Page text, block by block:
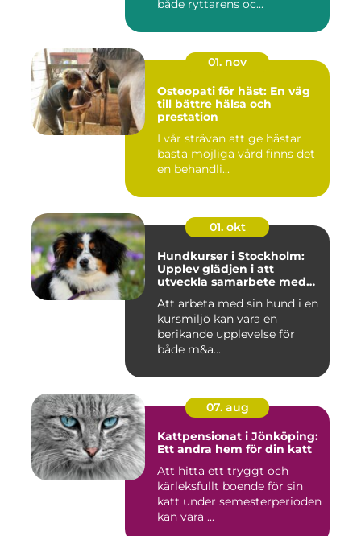
både ryttarens oc...
01. nov
Osteopati för häst: En väg
till bättre hälsa och
prestation
I vår strävan att ge hästar
bästa möjliga vård finns det
en behandli...
01. okt
Hundkurser i Stockholm:
Upplev glädjen i att
utveckla samarbete med
Att arbeta med sin hund i en
kursmiljö kan vara en
berikande upplevelse för
både m&a...
07. aug
Kattpensionat i Jönköping:
Ett andra hem för din katt
Att hitta ett tryggt och
kärleksfullt boende för sin
katt under semesterperioden
kan vara ...